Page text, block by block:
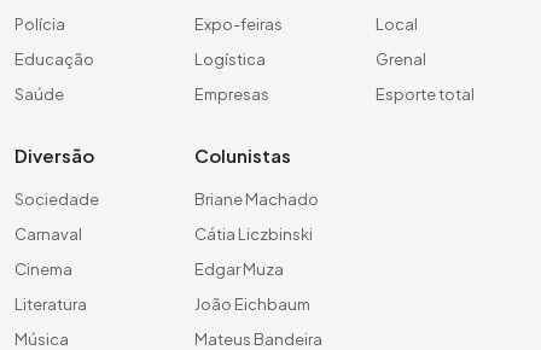
Polícia
Educação
Saúde
Expo-feiras
Logística
Empresas
Local
Grenal
Esporte total
Diversão
Sociedade
Carnaval
Cinema
Literatura
Música
Colunistas
Briane Machado
Cátia Liczbinski
Edgar Muza
João Eichbaum
Mateus Bandeira